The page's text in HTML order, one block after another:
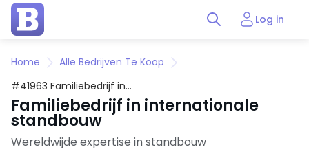
Log in
Home
Alle Bedrijven Te Koop
#41963 Familiebedrijf in
internationale standbouw
Familiebedrijf in internationale
standbouw
Wereldwijde expertise in standbouw